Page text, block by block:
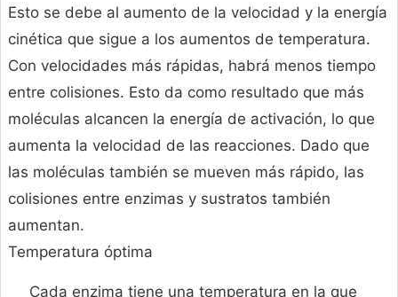
Esto se debe al aumento de la velocidad y la energía
cinética que sigue a los aumentos de temperatura.
Con velocidades más rápidas, habrá menos tiempo
entre colisiones. Esto da como resultado que más
moléculas alcancen la energía de activación, lo que
aumenta la velocidad de las reacciones. Dado que
las moléculas también se mueven más rápido, las
colisiones entre enzimas y sustratos también
aumentan.
Temperatura óptima
Cada enzima tiene una temperatura en la que